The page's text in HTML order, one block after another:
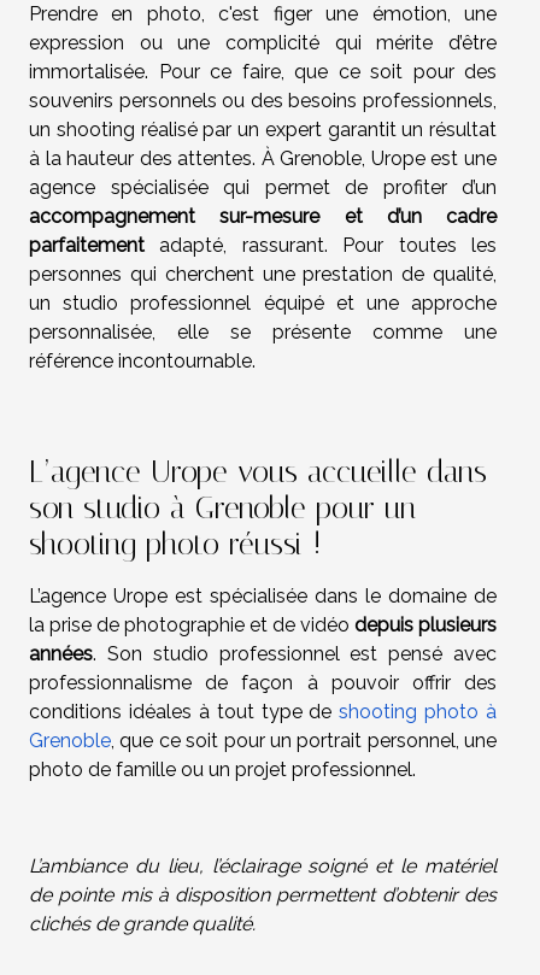
Prendre en photo, c'est figer une émotion, une
expression ou une complicité qui mérite d’être
immortalisée. Pour ce faire, que ce soit pour des
souvenirs personnels ou des besoins professionnels,
un shooting réalisé par un expert garantit un résultat
à la hauteur des attentes. À Grenoble, Urope est une
agence spécialisée qui permet de profiter d’un
accompagnement sur-mesure et d’un cadre
parfaitementadapté, rassurant. Pour toutes les
personnes qui cherchent une prestation de qualité,
un studio professionnel équipé et une approche
personnalisée, elle se présente comme une
référence incontournable.
L’agence Urope vous accueille dans
son studio à Grenoble pour un
shooting photo réussi !
L’agence Urope est spécialisée dans le domaine de
la prise de photographie et de vidéo depuis plusieurs
années. Son studio professionnel est pensé avec
professionnalisme de façon à pouvoir offrir des
conditions idéales à tout type deshooting photo à
Grenoble , que ce soit pour un portrait personnel, une
photo de famille ou un projet professionnel.
L’ambiance du lieu, l’éclairage soigné et le matériel
de pointe mis à disposition permettent d’obtenir des
clichés de grande qualité.